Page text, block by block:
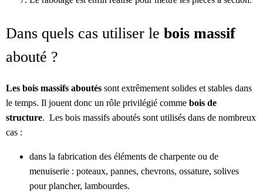
Dans quels cas utiliser le bois massif
abouté ?
Les bois massifs aboutés sont extrêmement solides et stables dans
le temps. Il jouent donc un rôle privilégié comme bois de
structure. Les bois massifs aboutés sont utilisés dans de nombreux
cas :
dans la fabrication des éléments de charpente ou de
menuiserie : poteaux, pannes, chevrons, ossature, solives
pour plancher, lambourdes.